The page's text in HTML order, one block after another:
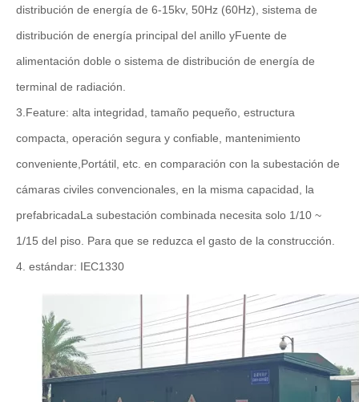
distribución de energía de 6-15kv, 50Hz (60Hz), sistema de
distribución de energía principal del anillo yFuente de
alimentación doble o sistema de distribución de energía de
terminal de radiación.
3.Feature: alta integridad, tamaño pequeño, estructura
compacta, operación segura y confiable, mantenimiento
conveniente, Portátil, etc. en comparación con la subestación de
cámaras civiles convencionales, en la misma capacidad, la
prefabricadaLa subestación combinada necesita solo 1/10 ~
1/15 del piso. Para que se reduzca el gasto de la construcción.
4. estándar: IEC1330